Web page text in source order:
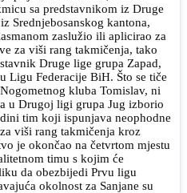
sa predstavnikom iz Druge
Srednjebosanskog kantona,
zaslužio ili aplicirao za
za viši rang takmičenja, tako
Druge lige grupa Zapad,
Ligu Federacije BiH. Što se tiče
kluba Tomislav, ni
u Drugoj ligi grupa Jug izborio
tim koji ispunjava neophodne
viši rang takmičenja kroz
je okončao na četvrtom mjestu
timu s kojim će
da obezbijedi Prvu ligu
okolnost za Sanjane su